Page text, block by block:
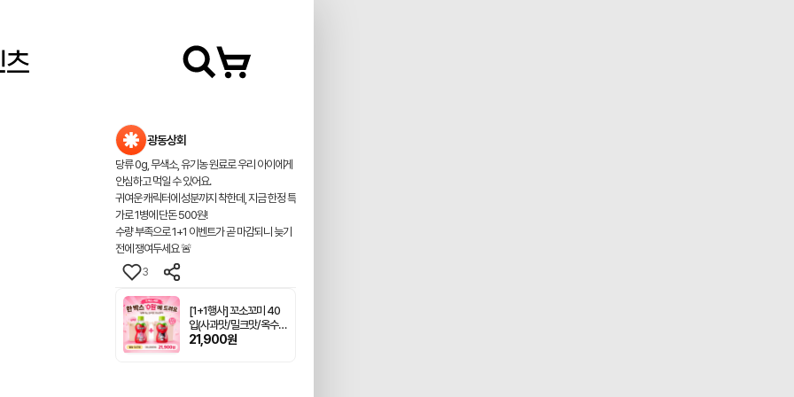
츠
광동상회
당류 0g, 무색소, 유기농 원료로 우리 아이에게
안심하고 먹일 수 있어요.
귀여운 캐릭터에 성분까지 착한데, 지금 한정 특
가로 1병에 단돈 500원!
수량 부족으로 1+1 이벤트가 곧 마감되니 늦기
전에 쟁여두세요 🚨
3
[1+1행사] 꼬소꼬미 40
입(사과맛/밀크맛/옥수수
차/보리차 택2)
21,900원